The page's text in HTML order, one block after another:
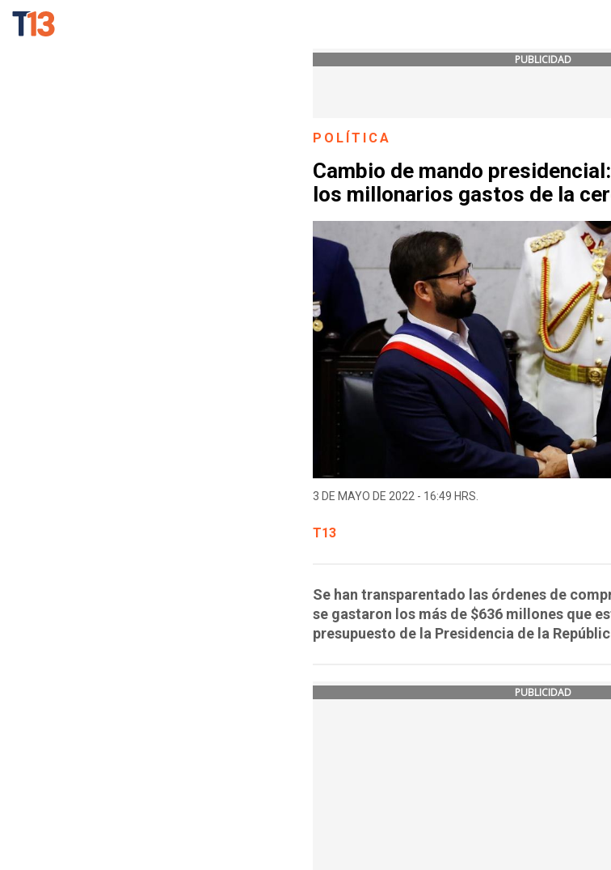
PUBLICIDAD
POLÍTICA
Cambio de mando
los millonarios gastos de la
3 DE MAYO DE 2022 - 16:49 HRS.
T13
Se han transparentado las órdenes de
se gastaron los más de $636 millones que
presupuesto de la Presidencia de la
PUBLICIDAD